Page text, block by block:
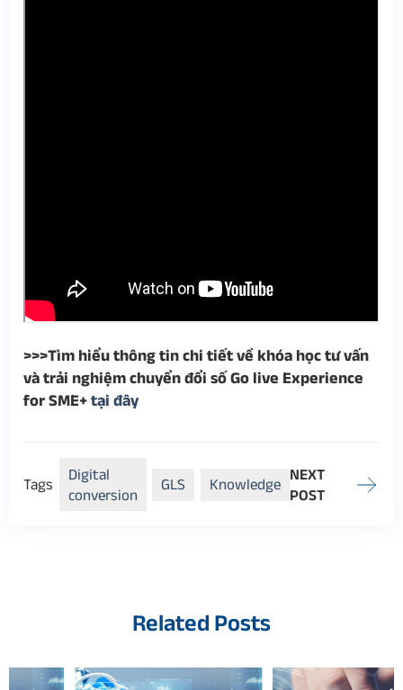
>>>Tìm hiểu thông tin chi tiết về khóa học tư vấn
và trải nghiệm chuyển đổi số Go live Experience
for SME+ tại đây
Tags
Digital
conversion
GLS Knowledge
NEXT
POST
Related Posts